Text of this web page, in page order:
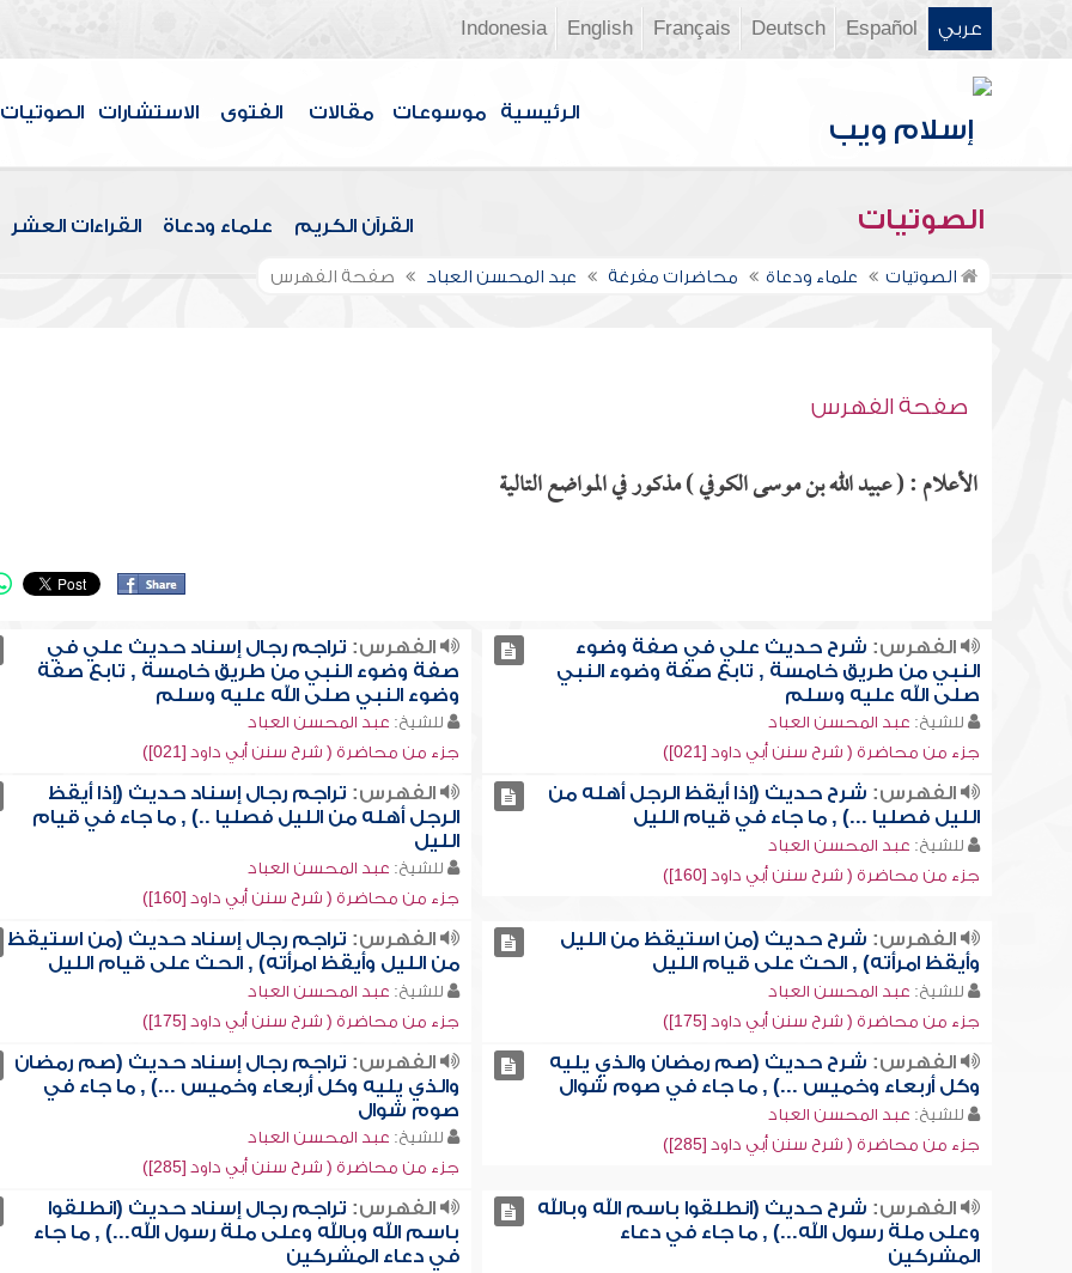
عربي Español
Deutsch
Français
English
Indonesia
الرئيسية موسوعات مقالات الفتوى الاستشارات الصوتيات
الصوتيات القرآن الكريم علماء ودعاة القراءات العشر
الصوتيات علماء ودعاة محاضرات مفرغة عبد المحسن العباد صفحة الفهرس
صفحة الفهرس
الأعلام : ( عبيد الله بن موسى الكوفي ) مذكور في المواضع التالية
الفهرس: شرح حديث علي في صفة وضوء
النبي من طريق خامسة , تابع صفة وضوء النبي
صلى الله عليه وسلم
للشيخ: عبد المحسن العباد
جزء من محاضرة ( شرح سنن أبي داود [021])
الفهرس: تراجم رجال إسناد حديث علي في
صفة وضوء النبي من طريق خامسة , تابع صفة
وضوء النبي صلى الله عليه وسلم
للشيخ: عبد المحسن العباد
جزء من محاضرة ( شرح سنن أبي داود [021])
الفهرس: شرح حديث (إذا أيقظ الرجل أهله من
الليل فصليا ...) , ما جاء في قيام الليل
للشيخ: عبد المحسن العباد
جزء من محاضرة ( شرح سنن أبي داود [160])
الفهرس: تراجم رجال إسناد حديث (إذا أيقظ
الرجل أهله من الليل فصليا ..) , ما جاء في قيام
الليل
للشيخ: عبد المحسن العباد
جزء من محاضرة ( شرح سنن أبي داود [160])
الفهرس: شرح حديث (من استيقظ من الليل
وأيقظ امرأته) , الحث على قيام الليل
للشيخ: عبد المحسن العباد
جزء من محاضرة ( شرح سنن أبي داود [175])
الفهرس: تراجم رجال إسناد حديث (من استيقظ
من الليل وأيقظ امرأته) , الحث على قيام الليل
للشيخ: عبد المحسن العباد
جزء من محاضرة ( شرح سنن أبي داود [175])
الفهرس: شرح حديث (صم رمضان والذي يليه
وكل أربعاء وخميس ...) , ما جاء في صوم شوال
للشيخ: عبد المحسن العباد
جزء من محاضرة ( شرح سنن أبي داود [285])
الفهرس: تراجم رجال إسناد حديث (صم رمضان
والذي يليه وكل أربعاء وخميس ...) , ما جاء في
صوم شوال
للشيخ: عبد المحسن العباد
جزء من محاضرة ( شرح سنن أبي داود [285])
الفهرس: شرح حديث (انطلقوا باسم الله وبالله
وعلى ملة رسول الله...) , ما جاء في دعاء
المشركين
الفهرس: تراجم رجال إسناد حديث (انطلقوا
باسم الله وبالله وعلى ملة رسول الله...) , ما جاء
في دعاء المشركين